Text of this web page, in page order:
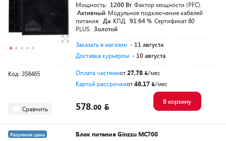
Мощность: 1200 Вт Фактор мощности (PFC):
Активный Модульное подключение кабелей
питания: Да КПД: 91.64 % Сертификат 80
PLUS: Золотой
Заказать в магазин - 11 августа
Доставка курьером - 10 августа
Код: 358465 Оплата частямиот27,78
/мес
Картой рассрочкиот48,17 /мес
Сравнить 578.00
В корзину
Разумная цена
Блок питания Ginzzu MC700